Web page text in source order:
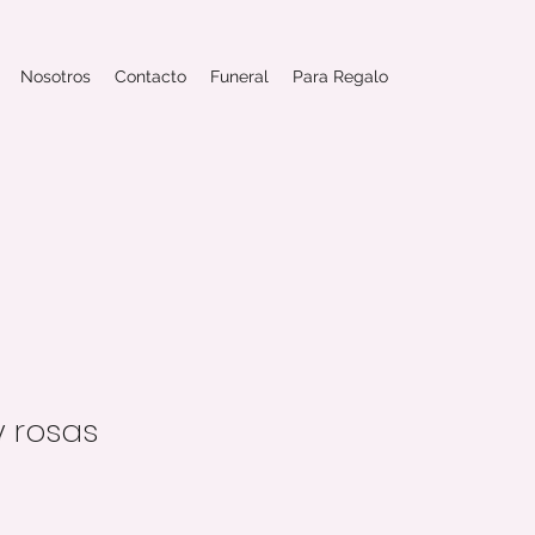
Nosotros Contacto Funeral Para Regalo
rosas